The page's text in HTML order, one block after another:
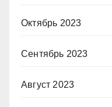
Октябрь 2023
Сентябрь 2023
Август 2023